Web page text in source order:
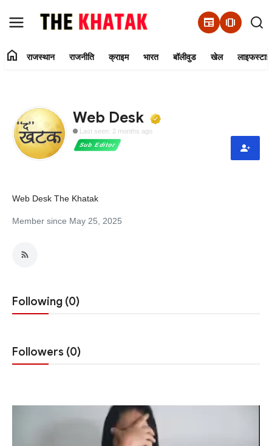
newspaper amp_stories
Contact Us
राजस्थान
क्राइम
भारत
बॉलीवुड
लाइफस्टाइल
अंतर्राष्ट्रीय
home राजस्थान राजनीति क्राइम भारत बॉलीवुड खेल
Web Desk
Last seen: 2 months ago
Sub Editor
Web Desk The Khatak
Member since May 25, 2025
Following (0)
Followers (0)